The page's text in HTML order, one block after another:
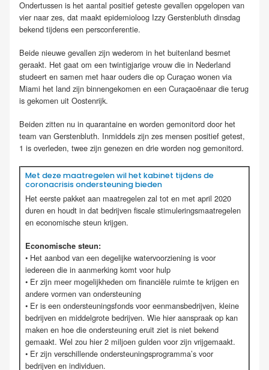
Ondertussen is het aantal positief geteste gevallen opgelopen van
vier naar zes, dat maakt epidemioloog Izzy Gerstenbluth dinsdag
bekend tijdens een persconferentie.
Beide nieuwe gevallen zijn wederom in het buitenland besmet
geraakt. Het gaat om een twintigjarige vrouw die in Nederland
studeert en samen met haar ouders die op Curaçao wonen via
Miami het land zijn binnengekomen en een Curaçaoënaar die terug
is gekomen uit Oostenrijk.
Beiden zitten nu in quarantaine en worden gemonitord door het
team van Gerstenbluth. Inmiddels zijn zes mensen positief getest,
1 is overleden, twee zijn genezen en drie worden nog gemonitord.
Met deze maatregelen wil het kabinet tijdens de
coronacrisis ondersteuning bieden
Het eerste pakket aan maatregelen zal tot en met april 2020
duren en houdt in dat bedrijven fiscale stimuleringsmaatregelen
en economische steun krijgen.
Economische steun:
• Het aanbod van een degelijke watervoorziening is voor
iedereen die in aanmerking komt voor hulp
• Er zijn meer mogelijkheden om financiële ruimte te krijgen en
andere vormen van ondersteuning
• Er is een ondersteuningsfonds voor eenmansbedrijven, kleine
bedrijven en middelgrote bedrijven. Wie hier aanspraak op kan
maken en hoe die ondersteuning eruit ziet is niet bekend
gemaakt. Wel zou hier 2 miljoen gulden voor zijn vrijgemaakt.
• Er zijn verschillende ondersteuningsprogramma’s voor
bedrijven en individuen.